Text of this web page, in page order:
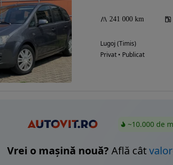
241 000 km
Lugoj (Timis)
Privat • Publicat
~10.000 de
Vrei o mașină nouă? Află cât